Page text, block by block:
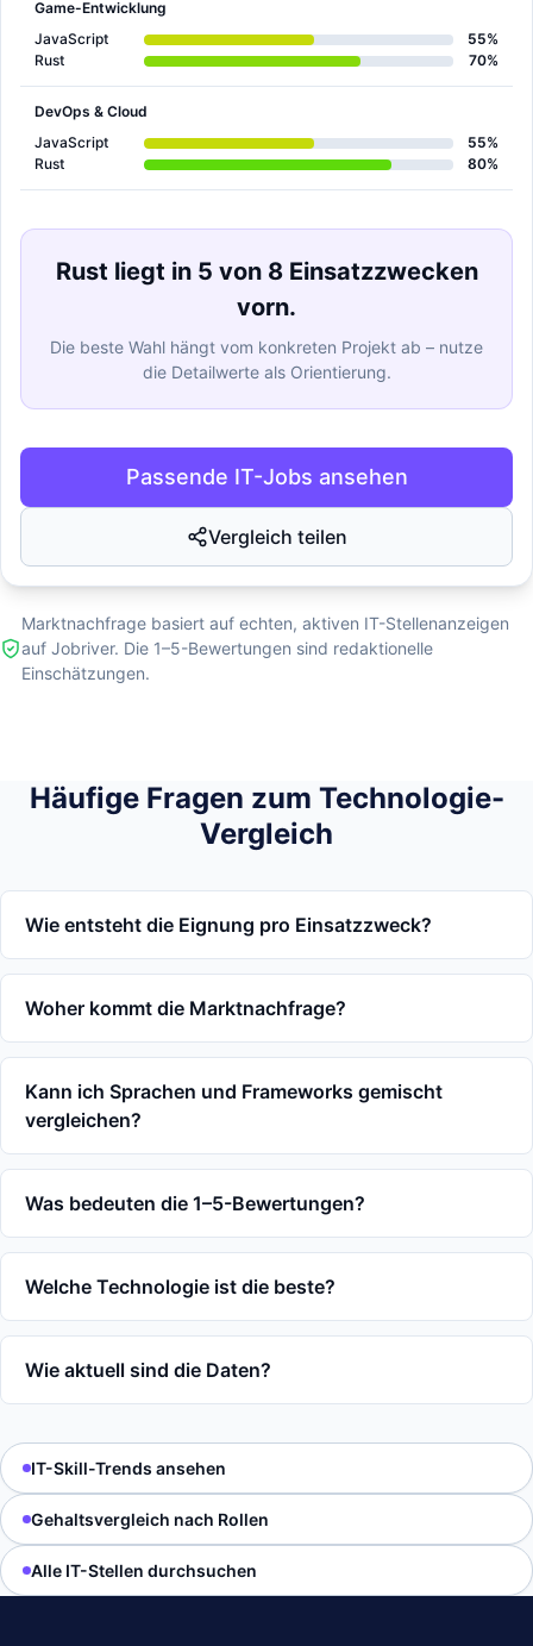
Game-Entwicklung
JavaScript
55%
Rust
70%
DevOps & Cloud
JavaScript
55%
Rust
80%
Rust liegt in 5 von 8 Einsatzzwecken
vorn.
Die beste Wahl hängt vom konkreten Projekt ab – nutze
die Detailwerte als Orientierung.
Passende IT-Jobs ansehen
Vergleich teilen
Marktnachfrage basiert auf echten, aktiven IT-Stellenanzeigen
auf Jobriver. Die 1–5-Bewertungen sind redaktionelle
Einschätzungen.
Häufige Fragen zum Technologie-
Vergleich
Wie entsteht die Eignung pro Einsatzzweck?
Woher kommt die Marktnachfrage?
Kann ich Sprachen und Frameworks gemischt
vergleichen?
Was bedeuten die 1–5-Bewertungen?
Welche Technologie ist die beste?
Wie aktuell sind die Daten?
IT-Skill-Trends ansehen
Gehaltsvergleich nach Rollen
Alle IT-Stellen durchsuchen